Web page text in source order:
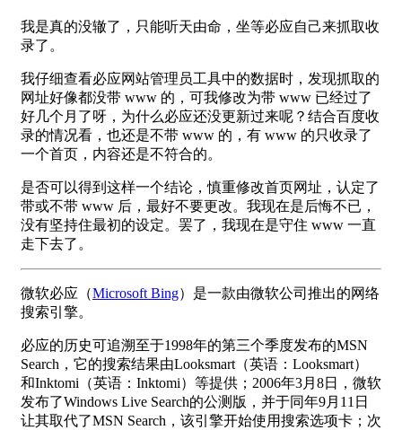
我是真的没辙了，只能听天由命，坐等必应自己来抓取收
录了。
我仔细查看必应网站管理员工具中的数据时，发现抓取的
网址好像都没带 www 的，可我修改为带 www 已经过了
好几个月了呀，为什么必应还没更新过来呢？结合百度收
录的情况看，也还是不带 www 的，有 www 的只收录了
一个首页，内容还是不符合的。
是否可以得到这样一个结论，慎重修改首页网址，认定了
带或不带 www 后，最好不要更改。我现在是后悔不已，
没有坚持住最初的设定。罢了，我现在是守住 www 一直
走下去了。
微软必应（Microsoft Bing）是一款由微软公司推出的网络
搜索引擎。
必应的历史可追溯至于1998年的第三个季度发布的MSN
Search，它的搜索结果由Looksmart（英语：Looksmart）
和Inktomi（英语：Inktomi）等提供；2006年3月8日，微软
发布了Windows Live Search的公测版，并于同年9月11日
让其取代了MSN Search，该引擎开始使用搜索选项卡；次